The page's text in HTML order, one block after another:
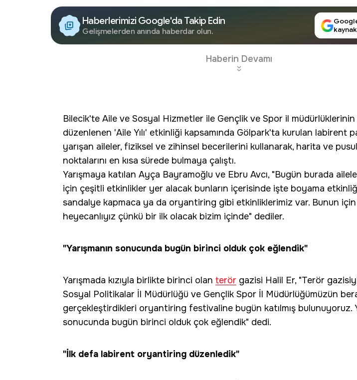
Haberlerimizi Google'da Takip Edin
Gelişmelerden anında haberdar olun.
Haberin Devamı
Bilecik'te Aile ve Sosyal Hizmetler ile Gençlik ve Spor il
düzenlenen 'Aile Yılı' etkinliği kapsamında Gölpark'ta kurulan labirent
yarışan aileler, fiziksel ve zihinsel becerilerini kullanarak, harita ve
noktalarını en kısa sürede bulmaya çalıştı.
Yarışmaya katılan Ayça Bayramoğlu ve Ebru Avcı, "Bugün burada
için çeşitli etkinlikler yer alacak bunların içerisinde işte boyama
sandalye kapmaca ya da oryantiring gibi etkinliklerimiz var. Bunun
heyecanlıyız çünkü bir ilk olacak bizim içinde" dediler.
"Yarışmanın sonucunda bugün birinci olduk çok eğlendik"
Yarışmada kızıyla birlikte birinci olan terör gazisi Halil Er, "Terör
Sosyal Politikalar İl Müdürlüğü ve Gençlik Spor İl Müdürlüğümüzün
gerçekleştirdikleri oryantiring festivaline bugün katılmış bulunuyoruz.
sonucunda bugün birinci olduk çok eğlendik" dedi.
"İlk defa labirent oryantiring düzenledik"